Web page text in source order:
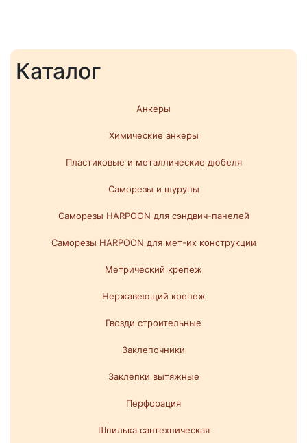
Каталог
Анкеры
Химические анкеры
Пластиковые и металлические дюбеля
Саморезы и шурупы
Саморезы HARPOON для сэндвич-панелей
Саморезы HARPOON для мет-их конструкции
Метрический крепеж
Нержавеющий крепеж
Гвозди строительные
Заклепочники
Заклепки вытяжные
Перфорация
Шпилька сантехническая